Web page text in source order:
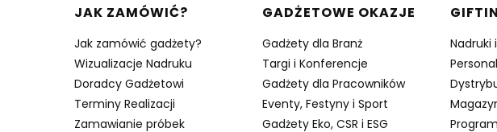
Linki w stopce
JAK ZAMÓWIĆ?
Jak zamówić gadżety?
Wizualizacje Nadruku
Doradcy Gadżetowi
Terminy Realizacji
Zamawianie próbek
GADŻETOWE OKAZJE
Gadżety dla Branż
Targi i Konferencje
Gadżety dla Pracowników
Eventy, Festyny i Sport
Gadżety Eko, CSR i ESG
Nadruki